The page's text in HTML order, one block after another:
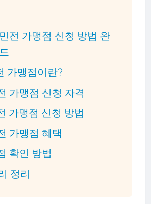
전 가맹점 신청 방법 완
가맹점이란?
가맹점 신청 자격
가맹점 신청 방법
가맹점 혜택
확인 방법
정리